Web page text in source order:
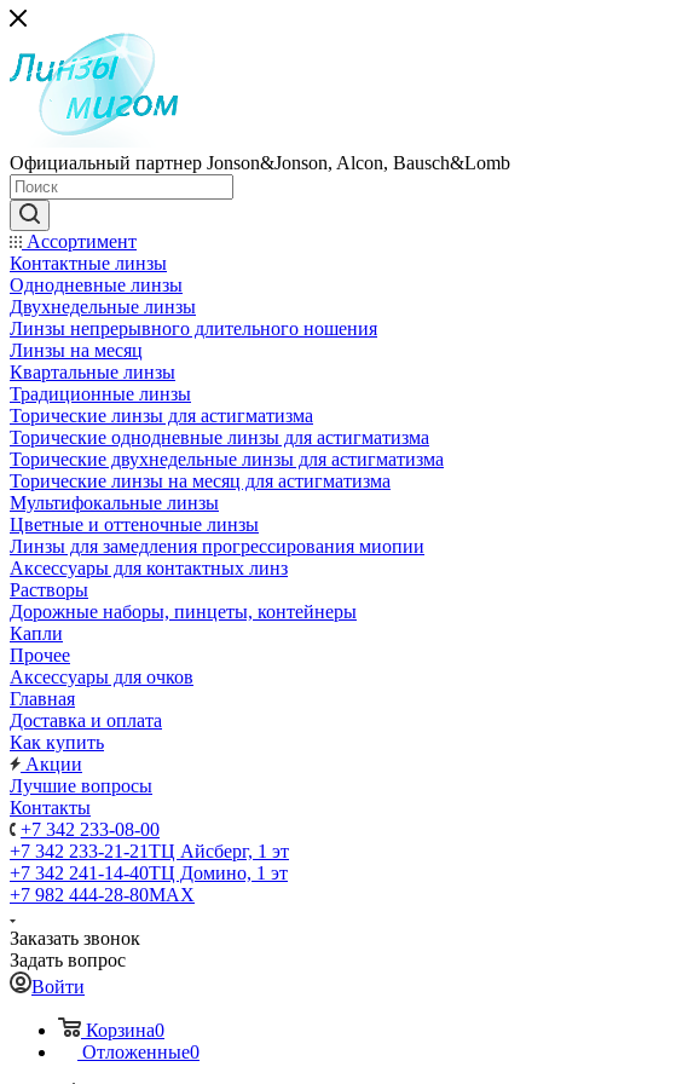
Официальный партнер Jonson&Jonson, Alcon, Bausch&Lomb
Ассортимент
Контактные линзы
Однодневные линзы
Двухнедельные линзы
Линзы непрерывного длительного ношения
Линзы на месяц
Квартальные линзы
Традиционные линзы
Торические линзы для астигматизма
Торические однодневные линзы для астигматизма
Торические двухнедельные линзы для астигматизма
Торические линзы на месяц для астигматизма
Мультифокальные линзы
Цветные и оттеночные линзы
Линзы для замедления прогрессирования миопии
Аксессуары для контактных линз
Растворы
Дорожные наборы, пинцеты, контейнеры
Капли
Прочее
Аксессуары для очков
Главная
Доставка и оплата
Как купить
Акции
Лучшие вопросы
Контакты
+7 342 233-08-00
+7 342 233-21-21ТЦ Айсберг, 1 эт
+7 342 241-14-40ТЦ Домино, 1 эт
+7 982 444-28-80MAX
Заказать звонок
Задать вопрос
Войти
Корзина0
Отложенные0